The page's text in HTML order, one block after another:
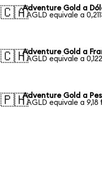
🇨🇦Adventure Gold a
1 AGLD equivale a
🇨🇭Adventure Gold a
1 AGLD equivale a
🇵🇭Adventure Gold a
1 AGLD equivale a 9,18